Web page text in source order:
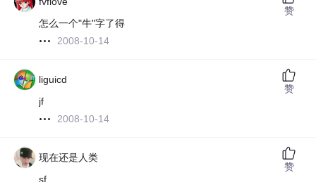
怎么一个"牛"字了得
2008-10-14
赞
liguicd
jf
2008-10-14
赞
现在还是人类
sf
赞